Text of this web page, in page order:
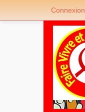
Connexion